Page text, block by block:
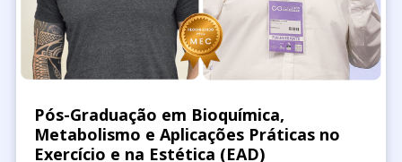
Pós-Graduação em Bioquímica,
Metabolismo e Aplicações Práticas no
Exercício e na Estética (EAD)